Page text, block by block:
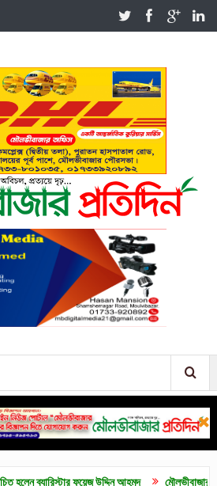
ব্যারিস্টার ফয়েজ উদ্দিন আহমদ মৌলভীবাজার